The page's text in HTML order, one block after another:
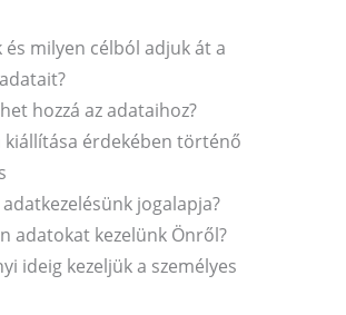
és milyen célból adjuk át a
hozzá az adataihoz?
kiállítása érdekében történő
adatkezelésünk jogalapja?
adatokat kezelünk Önről?
ideig kezeljük a személyes